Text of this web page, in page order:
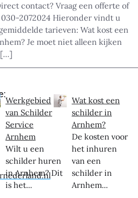
contact? Vraag een offerte of
2072024 Hieronder vindt u
tarieven: Wat kost een
Je moet niet alleen kijken
[…]
Werkgebied
van Schilder
Service
Arnhem
Wilt u een
schilder huren
in Arnhem? Dit
is het...
Wat kost een
schilder in
Arnhem?
De kosten voor
het inhuren
van een
schilder in
Arnhem...